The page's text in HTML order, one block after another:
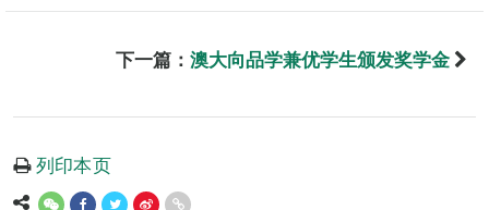
下一篇： 澳大向品学兼优学生颁发奖学金
列印本页